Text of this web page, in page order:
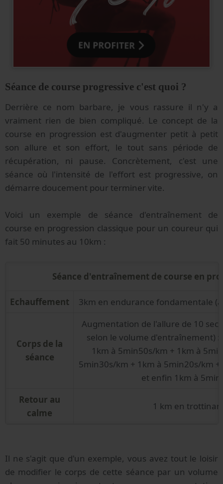
Séance de course progressive c'est quoi ?
Derrière ce nom barbare, je vous rassure il n'y a
vraiment rien de bien compliqué. Le concept de la
course en progression est d'augmenter petit à petit
son allure et son effort, le tout sans période de
récupération, ni pause. Concrètement, c'est une
séance où l'intensité de l'effort est progressive, on
démarre doucement pour terminer vite.
Voici un exemple de séance d'entraînement de
course en progression classique pour un coureur qui
fait 50 minutes au 10km :
Séance d'entraînement de course en
Echauffement 3km en endurance fondamentale
Corps de la
séance
Augmentation de l'allure de 10
selon le volume d'entraînement)
1km à 5min50s/km + 1km à
5min30s/km + 1km à 5min20s/km
et enfin 1km à
Retour au
calme
1 km en
Il ne s'agit que d'un exemple, vous avez tout le loisir
de modifier le corps de cette séance par un volume